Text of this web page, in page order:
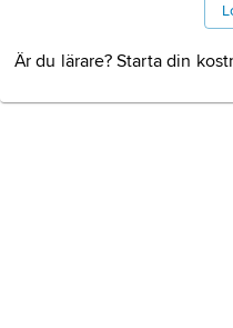
Är du lärare? Starta din